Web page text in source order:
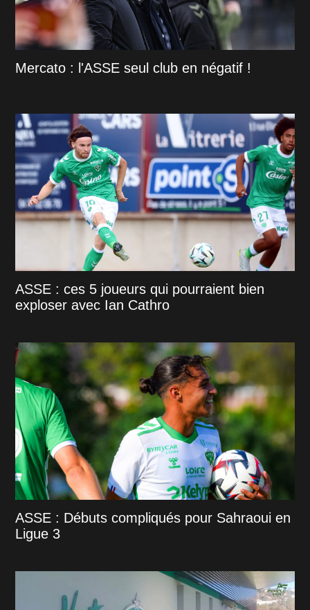
Mercato : l'ASSE seul club en négatif !
ASSE : ces 5 joueurs qui pourraient bien
exploser avec Ian Cathro
ASSE : Débuts compliqués pour Sahraoui en
Ligue 3